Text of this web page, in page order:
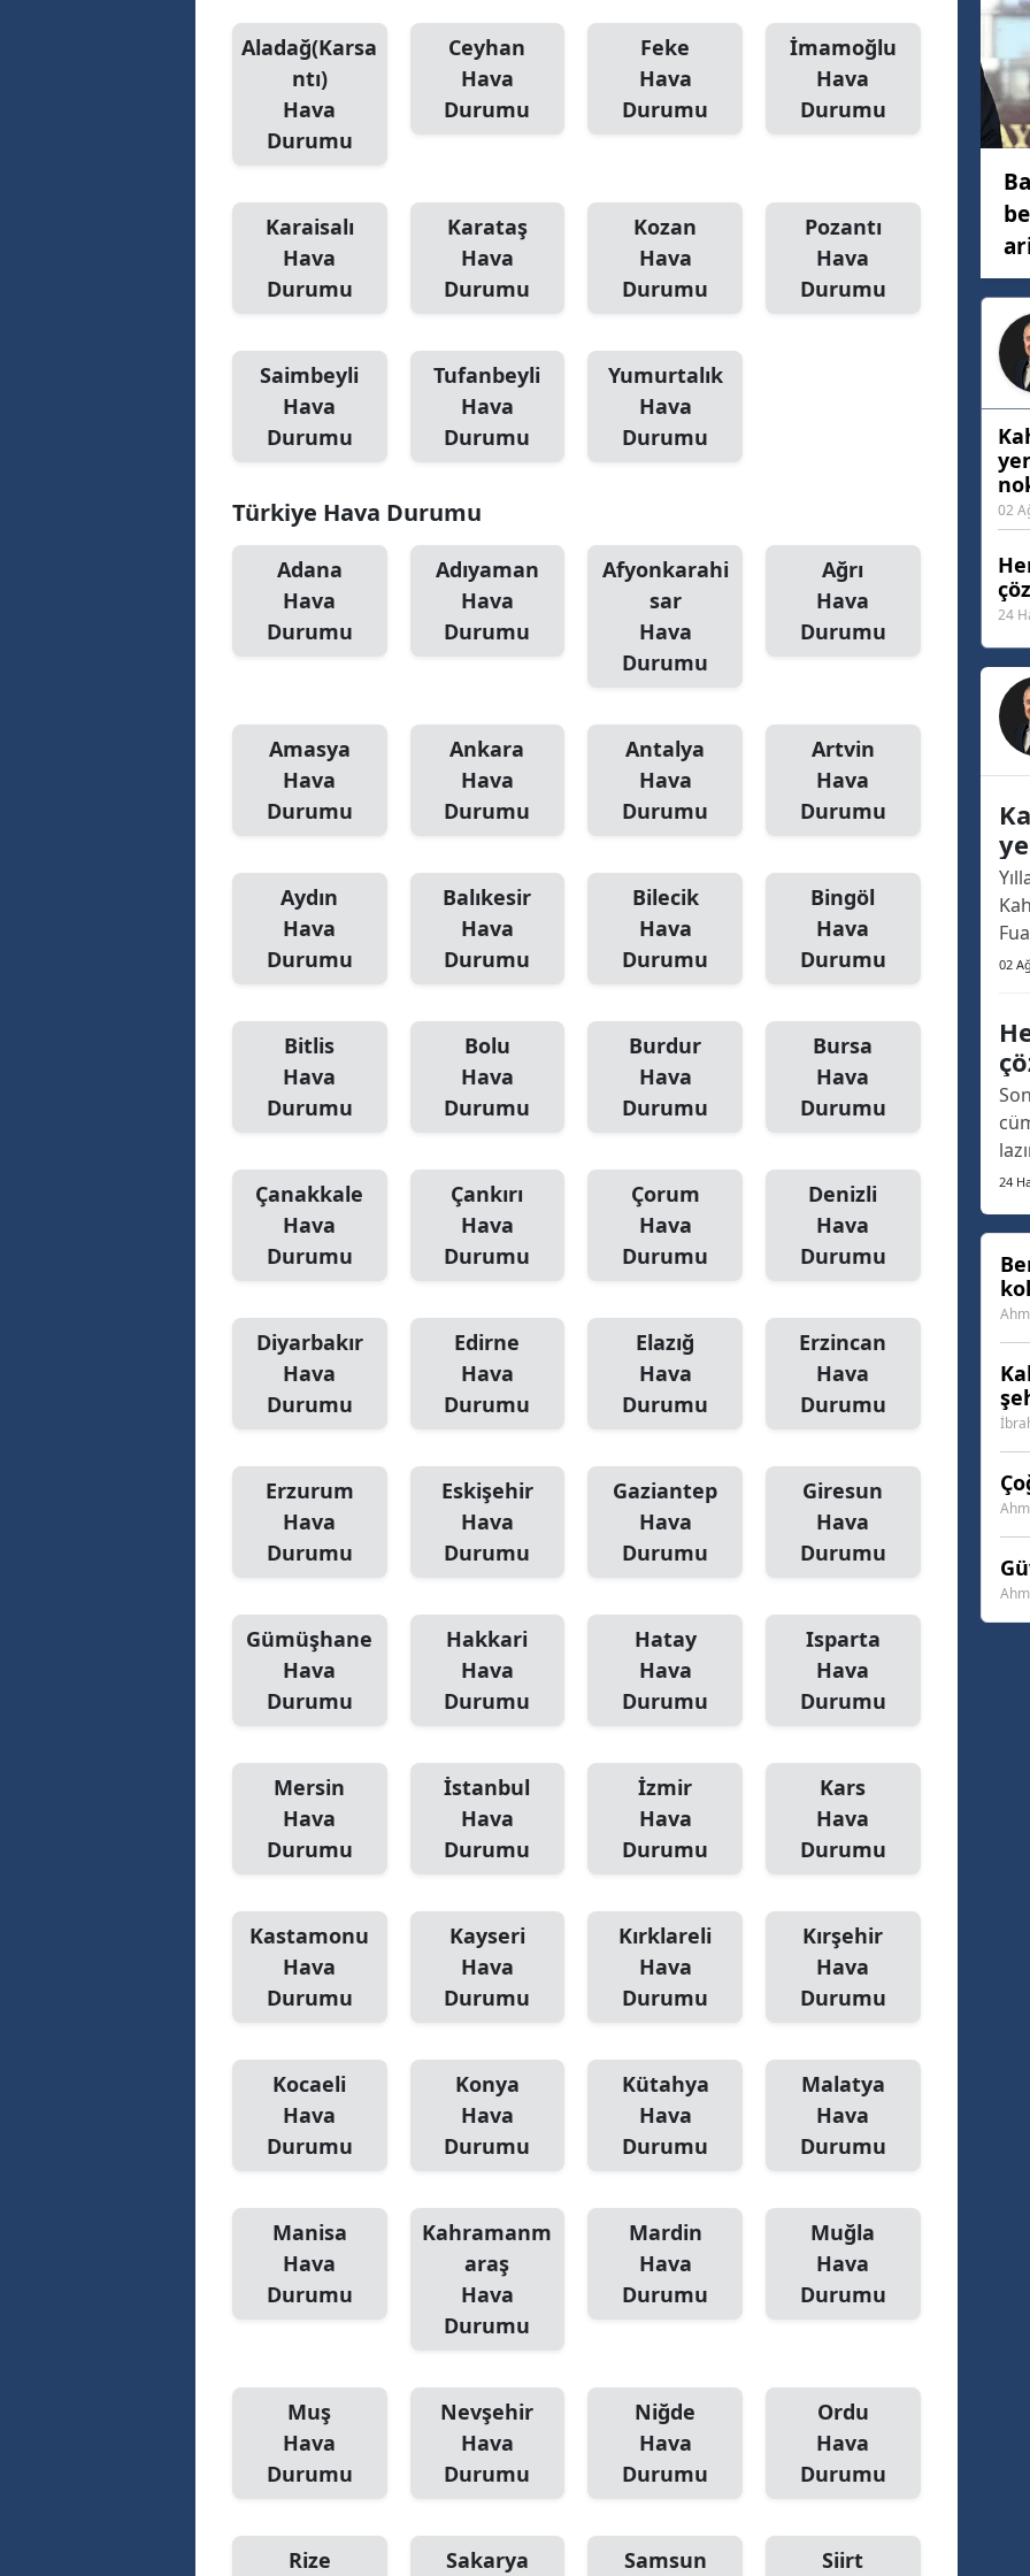
Mersin
Kırklareli
Kırşehir
Konya
Malatya
Kahramanmaraş
Mardin
Nevşehir
Niğde
Rize
Sakarya
Siirt
Tekirdağ
Tunceli
Uşak
Bayburt
Batman
Şırnak
Ardahan
Iğdır
Karabük
Düzce
Aladağ(Karsa
ntı)
Hava
Durumu
Ceyhan
Hava
Durumu
Feke
Hava
Durumu
İmamoğlu
Hava
Durumu
Karaisalı
Hava
Durumu
Karataş
Hava
Durumu
Kozan
Hava
Durumu
Pozantı
Hava
Durumu
Saimbeyli
Hava
Durumu
Tufanbeyli
Hava
Durumu
Yumurtalık
Hava
Durumu
Türkiye Hava Durumu
Adana
Hava
Durumu
Adıyaman
Hava
Durumu
Afyonkarahi
sar
Hava
Durumu
Ağrı
Hava
Durumu
Amasya
Hava
Durumu
Ankara
Hava
Durumu
Antalya
Hava
Durumu
Artvin
Hava
Durumu
Aydın
Hava
Durumu
Balıkesir
Hava
Durumu
Bilecik
Hava
Durumu
Bingöl
Hava
Durumu
Bitlis
Hava
Durumu
Bolu
Hava
Durumu
Burdur
Hava
Durumu
Bursa
Hava
Durumu
Çanakkale
Hava
Durumu
Çankırı
Hava
Durumu
Çorum
Hava
Durumu
Denizli
Hava
Durumu
Diyarbakır
Hava
Durumu
Edirne
Hava
Durumu
Elazığ
Hava
Durumu
Erzincan
Hava
Durumu
Erzurum
Hava
Durumu
Eskişehir
Hava
Durumu
Gaziantep
Hava
Durumu
Giresun
Hava
Durumu
Gümüşhane
Hava
Durumu
Hakkari
Hava
Durumu
Hatay
Hava
Durumu
Isparta
Hava
Durumu
Mersin
Hava
Durumu
İstanbul
Hava
Durumu
İzmir
Hava
Durumu
Kars
Hava
Durumu
Kastamonu
Hava
Durumu
Kayseri
Hava
Durumu
Kırklareli
Hava
Durumu
Kırşehir
Hava
Durumu
Kocaeli
Hava
Durumu
Konya
Hava
Durumu
Kütahya
Hava
Durumu
Malatya
Hava
Durumu
Manisa
Hava
Durumu
Kahramanm
araş
Hava
Durumu
Mardin
Hava
Durumu
Muğla
Hava
Durumu
Muş
Hava
Durumu
Nevşehir
Hava
Durumu
Niğde
Hava
Durumu
Ordu
Hava
Durumu
Rize Sakarya Samsun Siirt
02
24
02
24